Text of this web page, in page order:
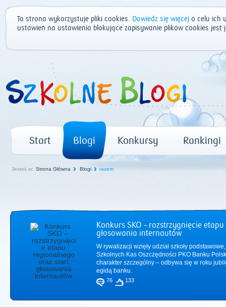
Ta strona wykorzystuje pliki cookies. Dowiedz się więcej o celu ich
ustawień na ustawienia blokujące zapisywanie plików cookies
Start Blogi Konkursy Rankingi
Jesteś w: Strona Główna Blogi razem
Konkurs SKO – rozstrzygnięcie
głosowania internautów
W rywalizacji wzięły udział szkoły
Szkolnych Kas Oszczędności PKO Banku
charakter szczególny – odbywa się w roku
egidą banku.
76 133